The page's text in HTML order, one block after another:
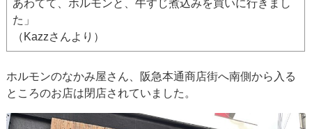
あわてて、ホルモンと、牛すじ煮込みを買いに行きまし
た」
（Kazzさんより）
ホルモンのなかみ屋さん、阪急本通商店街へ南側から入る
ところのお店は閉店されていました。